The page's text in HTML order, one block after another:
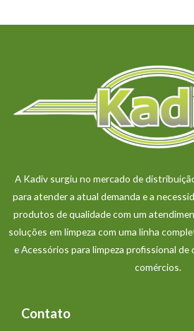
A Kadiv surgiu no mercado de
para atender a atual demanda e a
produtos de qualidade com um
soluções em limpeza com uma linha
e Acessórios para limpeza profissional
comércios.
Contato